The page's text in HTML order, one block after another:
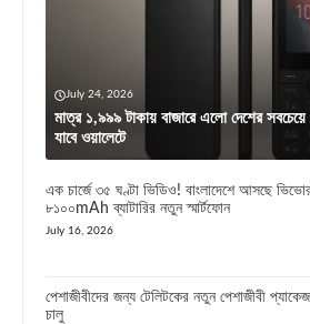
July 24, 2026
মাত্র ১,৯৯৯ টাকায় বাজারে এলো দেশের সবচেয়ে
যাবে ওয়ালেটে
এক চার্জে ৩৫ ঘণ্টা ভিডিও! বাংলাদেশে আসছে
৮১০০mAh ব্যাটারির নতুন স্মার্টফোন
July 16, 2026
পেশাজীবীদের জন্য টেলিটকের নতুন পেশাজীবী প্যাকেজ
চালু